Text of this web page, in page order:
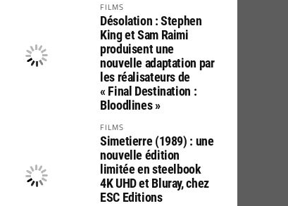
FILMS
Désolation : Stephen
King et Sam Raimi
produisent une
nouvelle adaptation par
les réalisateurs de
« Final Destination :
Bloodlines »
FILMS
Simetierre (1989) : une
nouvelle édition
limitée en steelbook
4K UHD et Bluray, chez
ESC Editions